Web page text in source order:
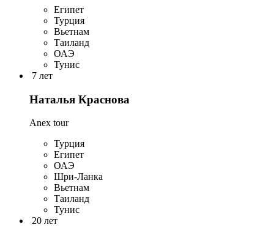
Египет
Турция
Вьетнам
Таиланд
ОАЭ
Тунис
7 лет
Наталья Краснова
Anex tour
Турция
Египет
ОАЭ
Шри-Ланка
Вьетнам
Таиланд
Тунис
20 лет